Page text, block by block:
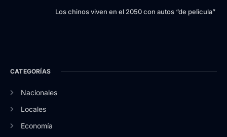
Los chinos viven en el 2050 con autos “de pelìcula”
CATEGORÍAS
Nacionales
Locales
Economía